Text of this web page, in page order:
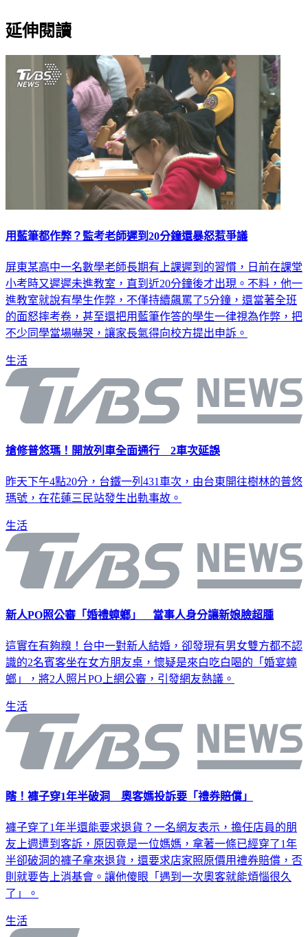
延伸閱讀
用藍筆都作弊？監考老師遲到20分鐘還暴怒惹爭議
屏東某高中一名數學老師長期有上課遲到的習慣，日前在課堂
小考時又遲遲未進教室，直到近20分鐘後才出現。不料，他一
進教室就說有學生作弊，不僅持續飆罵了5分鐘，還當著全班
的面怒摔考卷，甚至還把用藍筆作答的學生一律視為作弊，把
不少同學當場嚇哭，讓家長氣得向校方提出申訴。
生活
搶修普悠瑪！開放列車全面通行 2車次延誤
昨天下午4點20分，台鐵一列431車次，由台東開往樹林的普悠
瑪號，在花蓮三民站發生出軌事故。
生活
新人PO照公審「婚禮蟑螂」 當事人身分讓新娘臉超腫
這實在有夠糗！台中一對新人結婚，卻發現有男女雙方都不認
識的2名賓客坐在女方朋友桌，懷疑是來白吃白喝的「婚宴蟑
螂」，將2人照片PO上網公審，引發網友熱議。
生活
瞎！褲子穿1年半破洞 奧客媽投訴要「禮券賠償」
褲子穿了1年半還能要求退貨？一名網友表示，擔任店員的朋
友上週遭到客訴，原因竟是一位媽媽，拿著一條已經穿了1年
半卻破洞的褲子拿來退貨，還要求店家照原價用禮券賠償，否
則就要告上消基會。讓他傻眼「遇到一次奧客就能煩惱很久
了」。
生活